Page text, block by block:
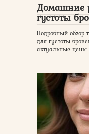
Домашние
густоты
Подробный обзор
для густоты
актуальные цены